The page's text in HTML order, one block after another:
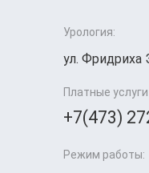
Урология:
ул. Фридриха
Платные услуги
+7(473)
Режим работы: